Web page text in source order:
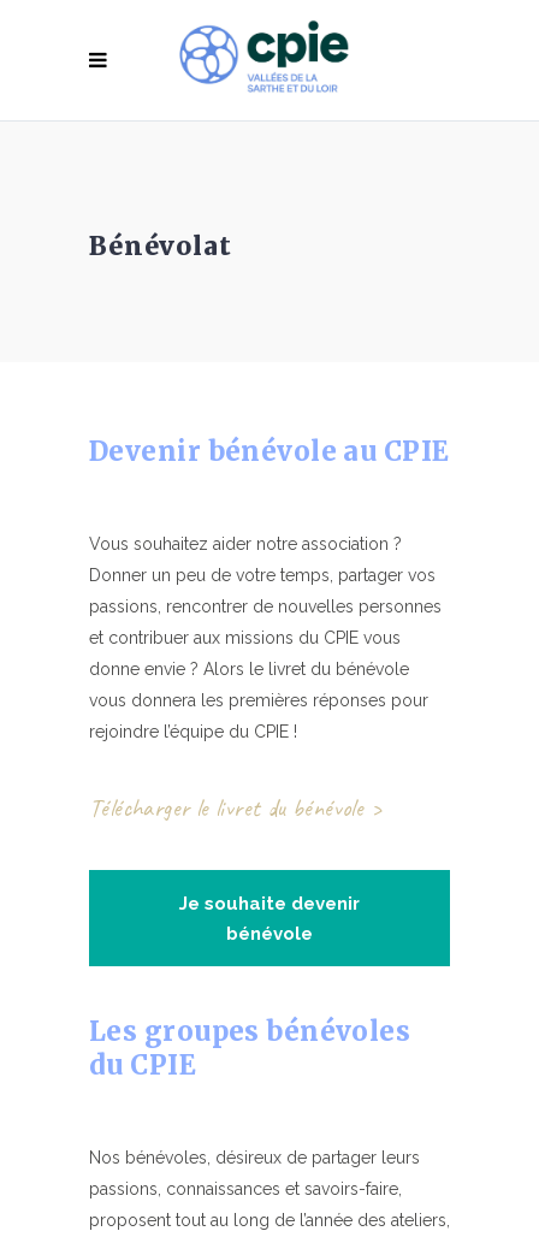
Bénévolat
Devenir bénévole au CPIE
Vous souhaitez aider notre association ?
Donner un peu de votre temps, partager vos
passions, rencontrer de nouvelles personnes
et contribuer aux missions du CPIE vous
donne envie ? Alors le livret du bénévole
vous donnera les premières réponses pour
rejoindre l’équipe du CPIE !
Télécharger le livret du bénévole >
Je souhaite devenir
bénévole
Les groupes bénévoles
du CPIE
Nos bénévoles, désireux de partager leurs
passions, connaissances et savoirs-faire,
proposent tout au long de l’année des ateliers,